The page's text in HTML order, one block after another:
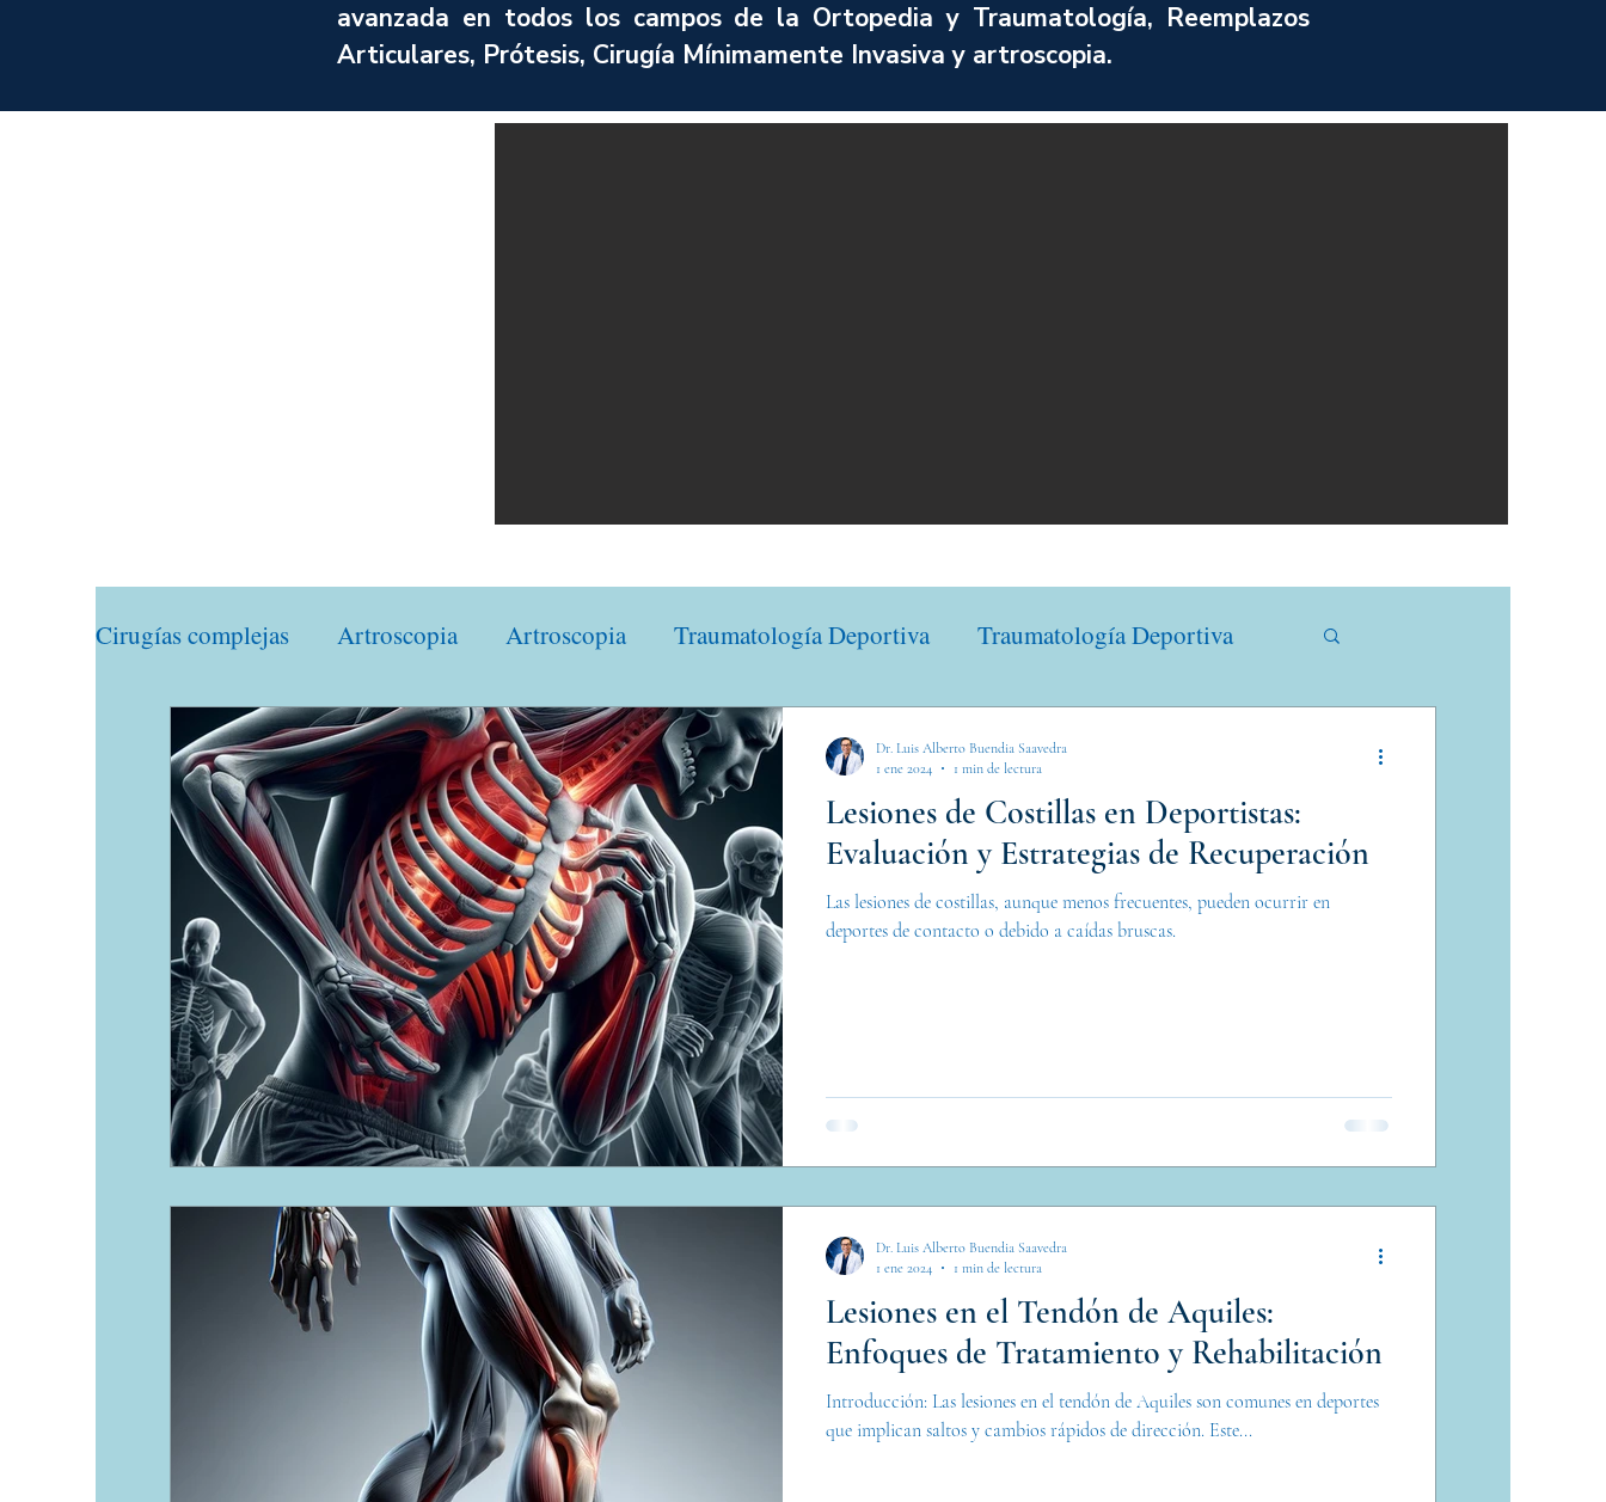
avanzada en todos los campos de la Ortopedia y Traumatología, Reemplazos
Articulares, Prótesis, Cirugía Mínimamente Invasiva y artroscopia.
Cirugías complejas Artroscopia Artroscopia Traumatología Deportiva Traumatología Deportiva
Traumatología Deportiva Traumatología Deportiva Traumatología
Ortopedia
Lesiones de Costillas en Deportistas:
Evaluación y Estrategias de Recuperación
Las lesiones de costillas, aunque menos frecuentes, pueden ocurrir en
deportes de contacto o debido a caídas bruscas.
Dr. Luis Alberto Buendia Saavedra
1 ene 2024
1 min de lectura
Lesiones en el Tendón de Aquiles:
Enfoques de Tratamiento y Rehabilitación
Introducción: Las lesiones en el tendón de Aquiles son comunes en deportes
que implican saltos y cambios rápidos de dirección. Este...
Dr. Luis Alberto Buendia Saavedra
1 ene 2024
1 min de lectura